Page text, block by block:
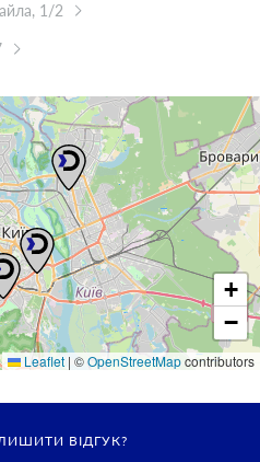
1/2
+
−
Leaflet | ©OpenStreetMapcontributors
ВІДГУК?